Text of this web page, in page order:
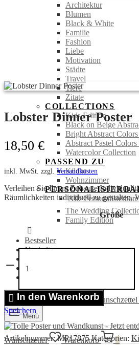
Architektur
Blumen
Black & White
Familie
Fashion
Liebe
Motivation
Städte
Travel
Tiere
Zitate
COLLECTIONS
Kids Edition
Black on Beige
Bright Abstract
Abstract Pastel
Watercolor Collection
PASSEND ZU
Küche
Wohnzimmer
Alle Personalisierbare
The Wedding
Family Edition
Bestseller
Neuheiten
Portraits
Anmelden Suchen Wunschzettel
Menü
Wunschzettel Warenkorb 0
Lobster Dinner Poster
18,50 €
inkl. MwSt. zzgl. Versandkosten
Verleihen Sie Ihrem Zuhause
Räumlichkeiten individuell zu gestalten.
Größe
Lobster
Dinner
Poster
In den Warenkorb
Speichern
Artikelnummer:MP17875 Kategorien: